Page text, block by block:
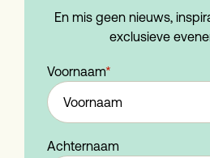
En mis geen nieuws,
exclusieve
Voornaam*
Achternaam